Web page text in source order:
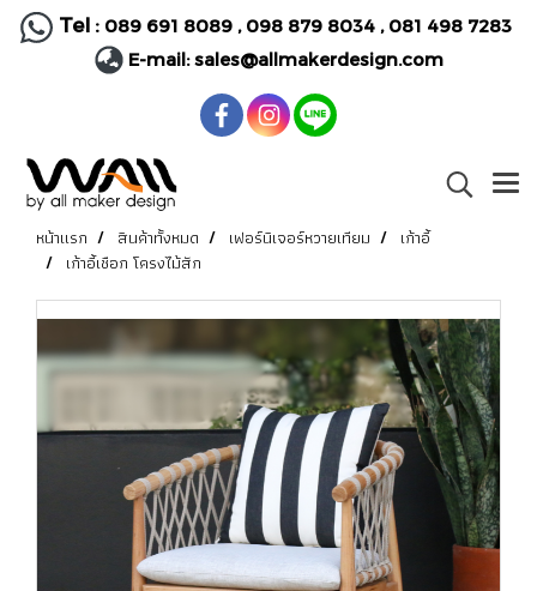
Tel : 089 691 8089, 098 879 8034 , 081 498 7283
E-mail:sales@allmakerdesign.com
หน้าแรก สินค้าทั้งหมด เฟอร์นิเจอร์หวายเทียม
เก้าอี้
เก้าอี้เชือก โครงไม้สัก